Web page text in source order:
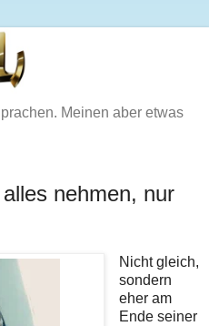
Meinen aber etwas
nehmen, nur
Nicht gleich,
sondern
eher am
Ende seiner